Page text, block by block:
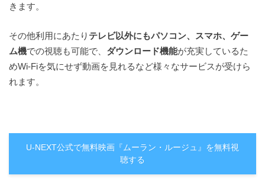
きます。
その他利用にあたり テレビ以外にもパソコン、スマホ、ゲー
ム機での視聴も可能で、 ダウンロード機能が充実しているた
めWi-Fiを気にせず動画を見れるなど様々なサービスが受けら
れます。
U-NEXT公式で無料映画『ムーラン・ルージュ』を無料視
聴する